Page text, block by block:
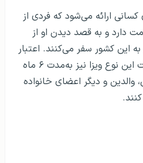
کسانی ارائه می‌شود که فردی از
دارد و به قصد دیدن او از
به این کشور سفر می‌کنند. اعتبار
اقامت موقت از طریق دریافت این نوع ویزا نیز به‌مدت ۶ ماه
والدین و دیگر اعضای خانواده